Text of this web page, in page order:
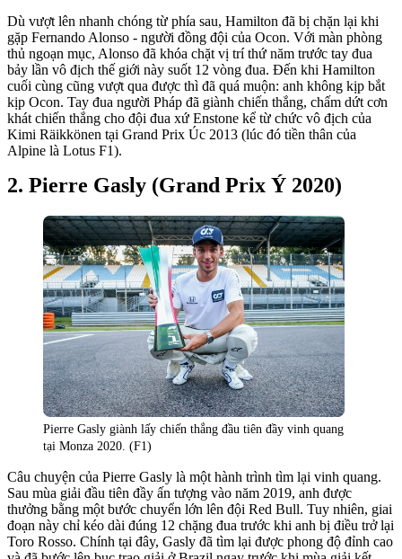
Dù vượt lên nhanh chóng từ phía sau, Hamilton đã bị chặn lại khi
gặp Fernando Alonso - người đồng đội của Ocon. Với màn phòng
thủ ngoạn mục, Alonso đã khóa chặt vị trí thứ năm trước tay đua
bảy lần vô địch thế giới này suốt 12 vòng đua. Đến khi Hamilton
cuối cùng cũng vượt qua được thì đã quá muộn: anh không kịp bắt
kịp Ocon. Tay đua người Pháp đã giành chiến thắng, chấm dứt cơn
khát chiến thắng cho đội đua xứ Enstone kể từ chức vô địch của
Kimi Räikkönen tại Grand Prix Úc 2013 (lúc đó tiền thân của
Alpine là Lotus F1).
Pierre Gasly (Grand Prix Ý 2020)
Pierre Gasly giành lấy chiến thắng đầu tiên đầy vinh quang
tại Monza 2020. (F1)
Câu chuyện của Pierre Gasly là một hành trình tìm lại vinh quang.
Sau mùa giải đầu tiên đầy ấn tượng vào năm 2019, anh được
thưởng bằng một bước chuyển lớn lên đội Red Bull. Tuy nhiên, giai
đoạn này chỉ kéo dài đúng 12 chặng đua trước khi anh bị điều trở lại
Toro Rosso. Chính tại đây, Gasly đã tìm lại được phong độ đỉnh cao